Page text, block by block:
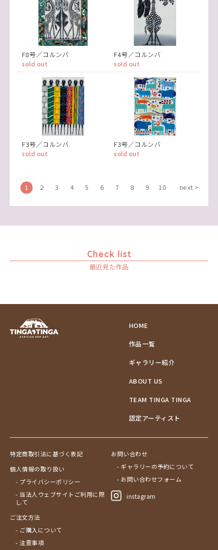
F8号／コルンバ
sold out
F4号／コルンバ
sold out
F3号／コルンバ
sold out
F3号／コルンバ
sold out
1 2 3 4 5 6 7 8 9 10 next >
Check list
最近見た作品
HOME
作品一覧
ギャラリー紹介
ABOUT US
TEAM TINGA TINGA
認定アーティスト
特定商取引法に基づく表記
個人情報の取り扱い
- プライバシーポリシー
- 当法人ウェブサイトご利用に際
して
ご注文方法
- ご購入について
- 注意事項
お問い合わせ
- ギャラリーの予約について
- お問い合わせフォーム
instagram